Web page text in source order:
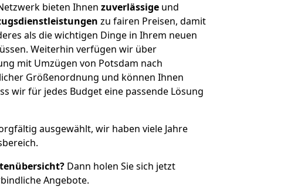
bieten Ihnen zuverlässige und
zu fairen Preisen, damit
als die wichtigen Dinge in Ihrem neuen
Weiterhin verfügen wir über
mit Umzügen von Potsdam nach
Größenordnung und können Ihnen
wir für jedes Budget eine passende Lösung
ausgewählt, wir haben viele Jahre
Dann holen Sie sich jetzt
Angebote.